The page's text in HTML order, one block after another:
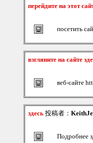
перейдите на этот
посетить
взгляните на сайте
веб-сайте
здесь 投稿者：
Подробнее